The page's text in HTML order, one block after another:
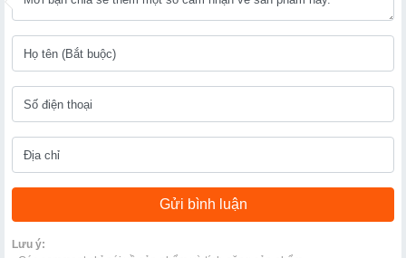
Lưu ý: